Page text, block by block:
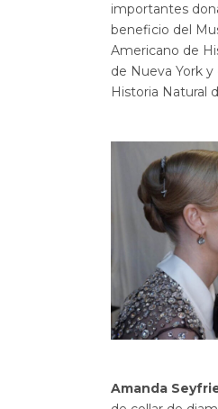
importantes
beneficio del
Americano de
de Nueva York
Historia Natural
Amanda